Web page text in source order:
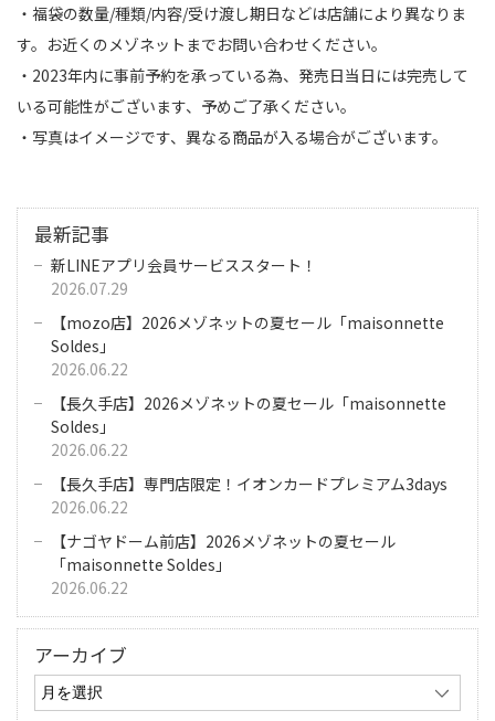
・福袋の数量/種類/内容/受け渡し期日などは店舗により異なりま
す。お近くのメゾネットまでお問い合わせください。
・2023年内に事前予約を承っている為、発売日当日には完売して
いる可能性がございます、予めご了承ください。
・写真はイメージです、異なる商品が入る場合がございます。
最新記事
新LINEアプリ会員サービススタート！
2026.07.29
【mozo店】2026メゾネットの夏セール「maisonnette
Soldes」
2026.06.22
【長久手店】2026メゾネットの夏セール「maisonnette
Soldes」
2026.06.22
【長久手店】専門店限定！イオンカードプレミアム3days
2026.06.22
【ナゴヤドーム前店】2026メゾネットの夏セール
「maisonnette Soldes」
2026.06.22
アーカイブ